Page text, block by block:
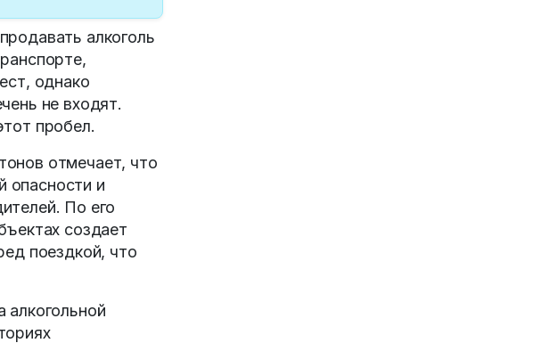
алкоголь
однако
не входят.
пробел.
отмечает, что
опасности и
По его
создает
поездкой, что
алкогольной